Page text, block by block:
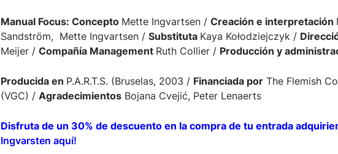
Manual Focus: Concepto Mette Ingvartsen / Creación e interpretación
Sandström, Mette Ingvartsen / Substituta Kaya Kołodziejczyk /
Meijer / Compañía Management Ruth Collier / Producción y
Producida en P.A.R.T.S. (Bruselas, 2003 / Financiada porThe Flemish
(VGC) / AgradecimientosBojana Cvejić, Peter Lenaerts
Disfruta de un 30% de descuento en la compra de tu entrada
Ingvarsten aquí!